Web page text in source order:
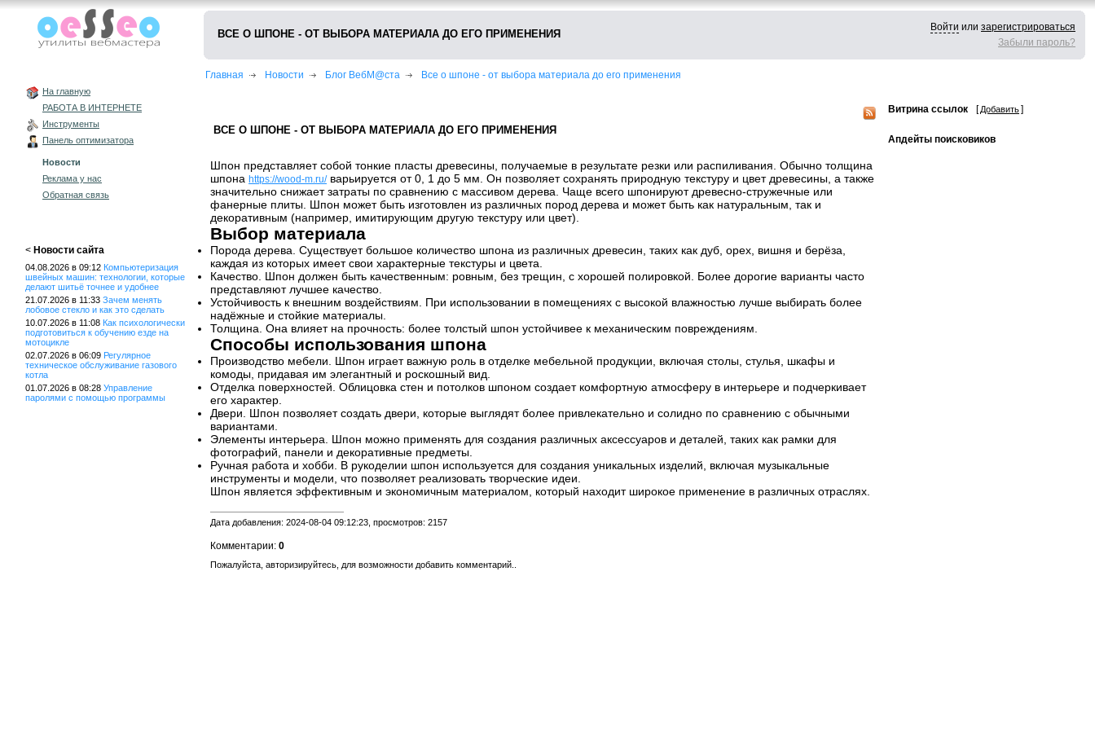
На главную
РАБОТА В ИНТЕРНЕТЕ
Инструменты
Панель оптимизатора
Новости
Реклама у нас
Обратная связь
< Новости сайта
04.08.2026 в 09:12 Компьютеризация
швейных машин: технологии, которые
делают шитьё точнее и удобнее
21.07.2026 в 11:33 Зачем менять
лобовое стекло и как это сделать
10.07.2026 в 11:08 Как психологически
подготовиться к обучению езде на
мотоцикле
02.07.2026 в 06:09 Регулярное
техническое обслуживание газового
котла
01.07.2026 в 08:28 Управление
паролями с помощью программы
ВСЕ О ШПОНЕ - ОТ ВЫБОРА МАТЕРИАЛА ДО ЕГО ПРИМЕНЕНИЯ
Войти или зарегистрироваться
Забыли пароль?
Главная Новости Блог ВебМ@ста Все о шпоне - от выбора материала до его применения
ВСЕ О ШПОНЕ - ОТ ВЫБОРА МАТЕРИАЛА ДО ЕГО ПРИМЕНЕНИЯ
Шпон представляет собой тонкие пласты древесины, получаемые в результате резки или распиливания. Обычно толщина
шпона https://wood-m.ru/варьируется от 0, 1 до 5 мм. Он позволяет сохранять природную текстуру и цвет древесины, а также
значительно снижает затраты по сравнению с массивом дерева. Чаще всего шпонируют древесно-стружечные или
фанерные плиты. Шпон может быть изготовлен из различных пород дерева и может быть как натуральным, так и
декоративным (например, имитирующим другую текстуру или цвет).
Выбор материала
Порода дерева. Существует большое количество шпона из различных древесин, таких как дуб, орех, вишня и берёза,
каждая из которых имеет свои характерные текстуры и цвета.
Качество. Шпон должен быть качественным: ровным, без трещин, с хорошей полировкой. Более дорогие варианты часто
представляют лучшее качество.
Устойчивость к внешним воздействиям. При использовании в помещениях с высокой влажностью лучше выбирать более
надёжные и стойкие материалы.
Толщина. Она влияет на прочность: более толстый шпон устойчивее к механическим повреждениям.
Способы использования шпона
Производство мебели. Шпон играет важную роль в отделке мебельной продукции, включая столы, стулья, шкафы и
комоды, придавая им элегантный и роскошный вид.
Отделка поверхностей. Облицовка стен и потолков шпоном создает комфортную атмосферу в интерьере и подчеркивает
его характер.
Двери. Шпон позволяет создать двери, которые выглядят более привлекательно и солидно по сравнению с обычными
вариантами.
Элементы интерьера. Шпон можно применять для создания различных аксессуаров и деталей, таких как рамки для
фотографий, панели и декоративные предметы.
Ручная работа и хобби. В рукоделии шпон используется для создания уникальных изделий, включая музыкальные
инструменты и модели, что позволяет реализовать творческие идеи.
Шпон является эффективным и экономичным материалом, который находит широкое применение в различных отраслях.
Дата добавления: 2024-08-04 09:12:23, просмотров: 2157
Комментарии: 0
Пожалуйста, авторизируйтесь, для возможности добавить комментарий..
Витрина ссылок [ Добавить]
Апдейты поисковиков